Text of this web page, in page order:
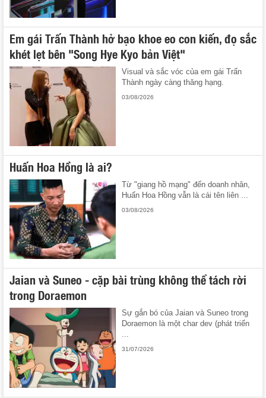
Em gái Trấn Thành hở bạo khoe eo con kiến, đọ sắc
khét lẹt bên "Song Hye Kyo bản Việt"
Visual và sắc vóc của em gái Trấn
Thành ngày càng thăng hạng.
03/08/2026
Huấn Hoa Hồng là ai?
Từ "giang hồ mạng" đến doanh nhân,
Huấn Hoa Hồng vẫn là cái tên liên ...
03/08/2026
Jaian và Suneo - cặp bài trùng không thể tách rời
trong Doraemon
Sự gắn bó của Jaian và Suneo trong
Doraemon là một char dev (phát triển
...
31/07/2026